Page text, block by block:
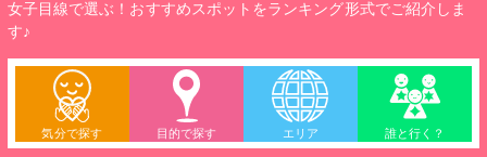
女子目線で選ぶ！おすすめスポットをランキング形式でご紹介しま
す♪
気分で探す 目的で探す エリア 誰と行く？